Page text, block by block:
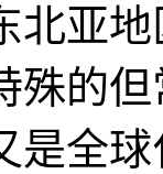
北亚
殊的
是全